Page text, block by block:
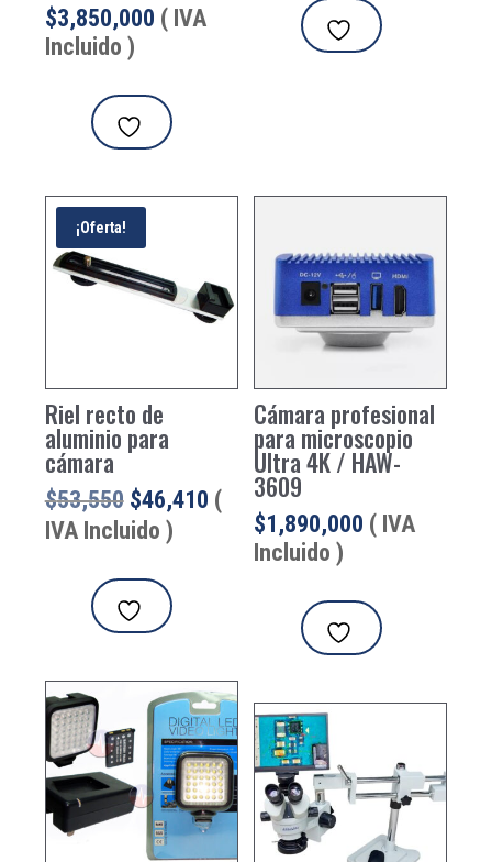
$3,850,000 ( IVA
Incluido )
¡Oferta!
Riel recto de
aluminio para
cámara
$53,550 El
precio
era:
$53,550.
$46,410El
precio
actual
(
IVA Incluido )
Cámara profesional
para microscopio
Ultra 4K / HAW-
3609
$1,890,000 ( IVA
Incluido )